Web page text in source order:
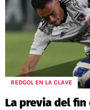
REDGOL EN LA CLAVE
La previa del fin